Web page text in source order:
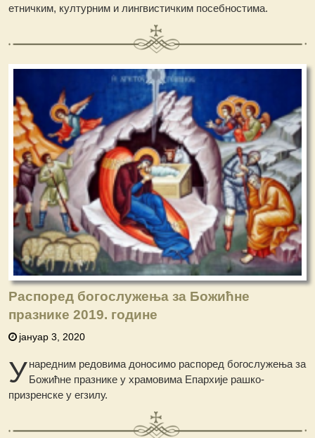
етничким, културним и лингвистичким посебностима.
Распоред богослужења за Божићне
празнике 2019. године
јануар 3, 2020
Унаредним редовима доносимо распоред богослужења за
Божићне празнике у храмовима Епархије рашко-
призренске у егзилу.